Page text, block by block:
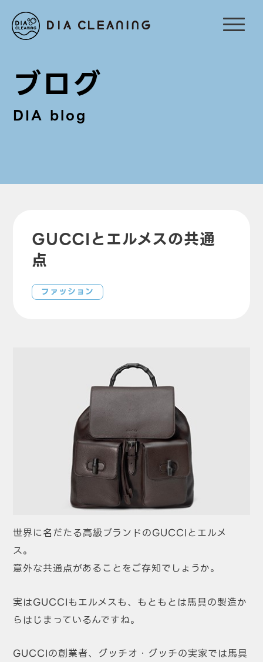
ブログ
DIA blog
GUCCIとエルメスの共通
点
ファッション
世界に名だたる高級ブランドのGUCCIとエルメ
ス。
意外な共通点があることをご存知でしょうか。
実はGUCCIもエルメスも、もともとは馬具の製造か
らはじまっているんですね。
GUCCIの創業者、グッチオ・グッチの実家では馬具